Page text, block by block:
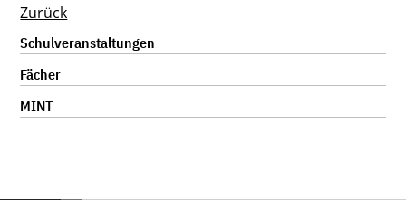
Zurück
Navigation
überspringen
Schulveranstaltungen
Fächer
MINT